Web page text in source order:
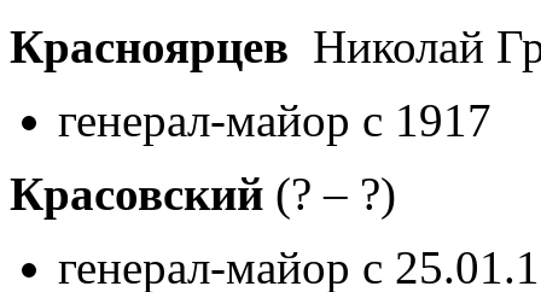
Красноярцев Николай
генерал-майор с 1917
Красовский (? – ?)
генерал-майор с